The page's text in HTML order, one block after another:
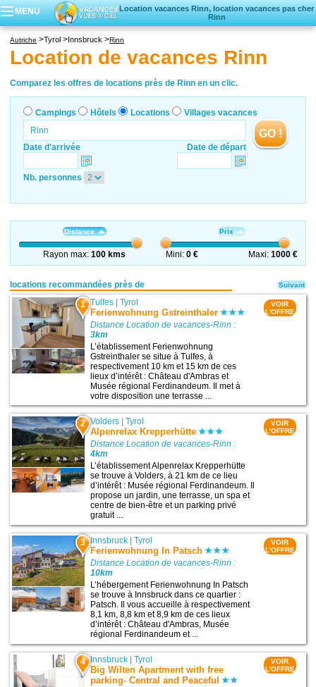
MENU
Location vacances Rinn, location vacances pas cher
Rinn
Locations vacances
Villages vacances
Autriche Tyrol Innsbruck Rinn
Location de vacances Rinn
Comparez les offres de locations près de Rinn en un clic.
Campings Hôtels Locations Villages vacances
Date d'arrivée Date de départ
GO !
Nb. personnes
Distance
Rayon max:100 kms
Prix
Mini:0 € Maxi: 1000 €
locations recommandées près de
1 Tulfes |Tyrol
Ferienwohnung Gstreinthaler
Distance Location de vacances-Rinn :
3km
L’établissement Ferienwohnung
Gstreinthaler se situe à Tulfes, à
respectivement 10 km et 15 km de ces
lieux d’intérêt : Château d'Ambras et
Musée régional Ferdinandeum. Il met à
votre disposition une terrasse ...
VOIR
L'OFFRE
2 Volders |Tyrol
Alpenrelax Krepperhütte
Distance Location de vacances-Rinn :
4km
L’établissement Alpenrelax Krepperhütte
se trouve à Volders, à 21 km de ce lieu
d’intérêt : Musée régional Ferdinandeum. Il
propose un jardin, une terrasse, un spa et
centre de bien-être et un parking privé
gratuit ...
VOIR
L'OFFRE
3 Innsbruck |Tyrol
Ferienwohnung In Patsch
Distance Location de vacances-Rinn :
10km
L’hébergement Ferienwohnung In Patsch
se trouve à Innsbruck dans ce quartier :
Patsch. Il vous accueille à respectivement
8,1 km, 8,8 km et 8,9 km de ces lieux
d’intérêt : Château d'Ambras, Musée
régional Ferdinandeum et ...
VOIR
L'OFFRE
4 Innsbruck |Tyrol
Big Wilten Apartment with free
parking- Central and Peaceful
VOIR
L'OFFRE
Suivant